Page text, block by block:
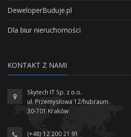
DeweloperBuduje.pl
Dla biur nieruchomości
KONTAKT Z NAMI
Skytech IT Sp. z o.o.
ul. Przemysłowa 12/hubraum
30-701 Kraków
(+48) 12 200 21 91